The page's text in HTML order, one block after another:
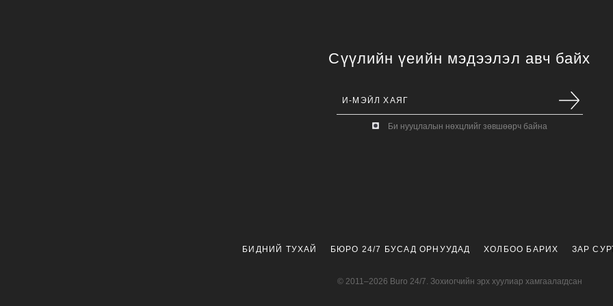
Сүүлийн үеийн мэдээлэл авч байх
Би нууцлалын нөхцлийг зөвшөөрч байна
БИДНИЙ ТУХАЙ БЮРО 24/7 БУСАД ОРНУУДАД ХОЛБОО БАРИХ ЗАР
© 2011–2026 Buro 24/7. Зохиогчийн эрх хуулиар хамгаалагдсан